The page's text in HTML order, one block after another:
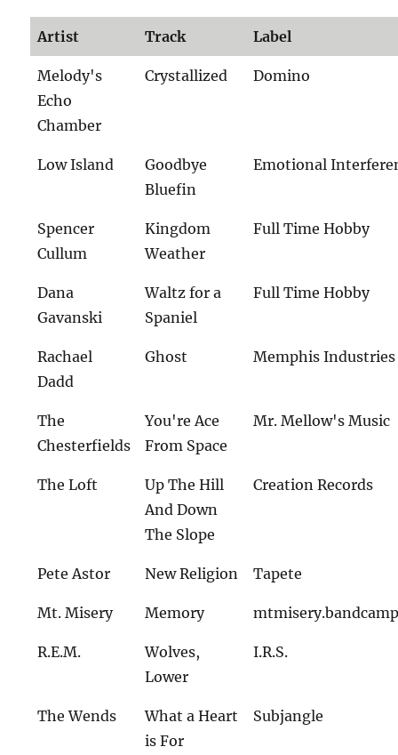
Artist Track Label
Melody's
Echo
Chamber
Crystallized Domino
Low Island
Goodbye
Bluefin
Emotional
Spencer
Cullum
Kingdom
Weather
Full Time Hobby
Dana
Gavanski
Waltz for a
Spaniel
Full Time Hobby
Rachael
Dadd
Ghost Memphis Industries
The
Chesterfields
You're Ace
From Space
Mr. Mellow's Music
The Loft
Up The Hill
And Down
The Slope
Creation Records
Pete Astor New Religion Tapete
Mt. Misery Memory
R.E.M.
Wolves,
Lower
I.R.S.
The Wends
What a Heart
is For
Subjangle